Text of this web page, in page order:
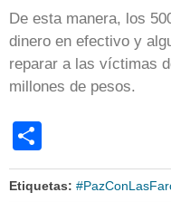
De esta manera, los
dinero en efectivo y
reparar a las víctimas
millones de pesos.
Etiquetas: